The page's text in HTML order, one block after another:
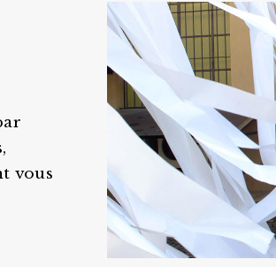
vous